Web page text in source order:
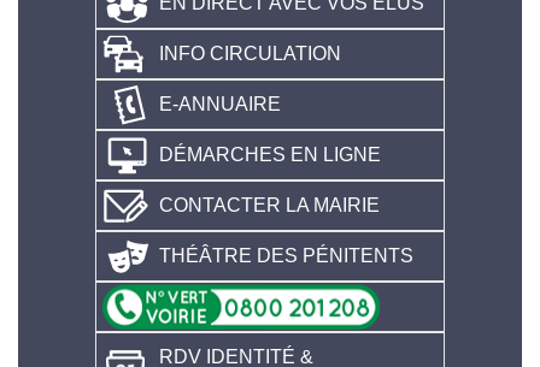
INFO CIRCULATION
E-ANNUAIRE
DÉMARCHES EN LIGNE
CONTACTER LA MAIRIE
THÉÂTRE DES PÉNITENTS
RDV IDENTITÉ &